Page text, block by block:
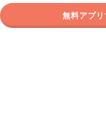
無料アプリ